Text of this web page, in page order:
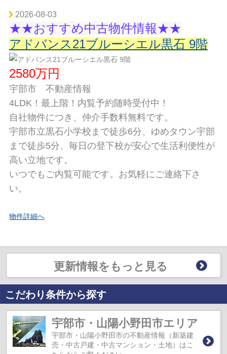
2026-08-03
★★おすすめ中古物件情報★★
アドバンス21ブルーシエル黒石 9階
2580万円
宇部市 不動産情報
4LDK！最上階！内覧予約随時受付中！
自社物件につき、仲介手数料無料です。
宇部市立黒石小学校まで徒歩6分、ゆめタウン宇部
まで徒歩5分、毎日の登下校が安心で生活利便性が
高い立地です。
いつでもご内覧可能です。お気軽にご連絡下さ
い。
物件詳細へ
更新情報をもっと見る
こだわり条件から探す
宇部市・山陽小野田市エリア
宇部市・山陽小野田市の不動産情報（新築建
売・中古戸建・中古マンション・土地）はこ